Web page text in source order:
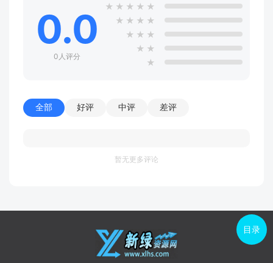
0.0
0人评分
★ ★ ★ ★ ★
★ ★ ★ ★
★ ★ ★
★ ★
★
全部 好评 中评 差评
暂无更多评论
目录